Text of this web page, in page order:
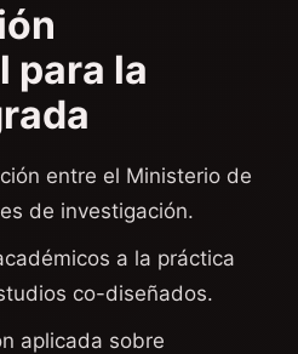
para la
entre el Ministerio de
de investigación.
a la práctica
co-diseñados.
aplicada sobre